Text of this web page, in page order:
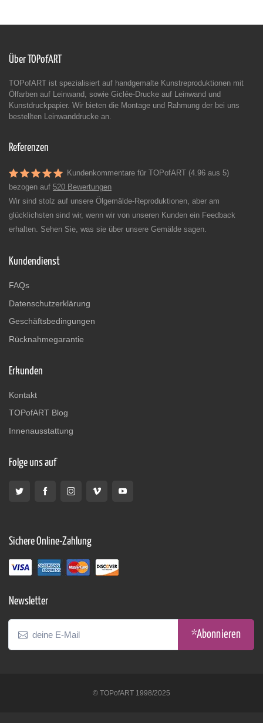
Über TOPofART
TOPofART ist spezialisiert auf handgemalte Kunstreproduktionen mit
Ölfarben auf Leinwand, sowie Giclée-Drucke auf Leinwand und
Kunstdruckpapier. Wir bieten die Montage und Rahmung der bei uns
bestellten Leinwanddrucke an.
Referenzen
Kundenkommentare für TOPofART (4.96 aus 5)
bezogen auf 520 Bewertungen
Wir sind stolz auf unsere Ölgemälde-Reproduktionen, aber am
glücklichsten sind wir, wenn wir von unseren Kunden ein Feedback
erhalten. Sehen Sie, was sie über unsere Gemälde sagen.
Kundendienst
FAQs
Datenschutzerklärung
Geschäftsbedingungen
Rücknahmegarantie
Erkunden
Kontakt
TOPofART Blog
Innenausstattung
Folge uns auf
Sichere Online-Zahlung
Newsletter
*Abonnieren
© TOPofART 1998/2025